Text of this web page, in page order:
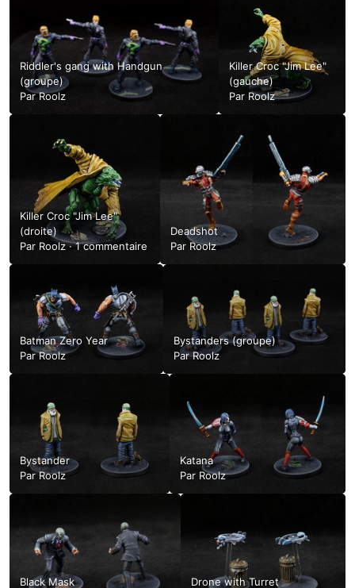
Riddler's gang with Handgun
(groupe)
ParRoolz
Killer Croc "Jim Lee"
(gauche)
Par Roolz
Killer Croc "Jim Lee"
(droite)
Par Roolz·1 commentaire
Deadshot
Par Roolz
Batman Zero Year
ParRoolz
Bystanders (groupe)
ParRoolz
Bystander
ParRoolz
Katana
Par Roolz
Black Mask Drone with Turret